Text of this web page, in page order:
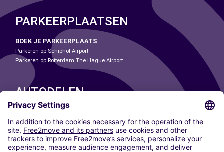
PARKEERPLAATSEN
BOEK JE PARKEERPLAATS
Parkeren op Schiphol Airport
Parkeren op Rotterdam The Hague Airport
AUTODELEN
ONZE STEDEN
Paris
Madrid
Washington DC
Milaan